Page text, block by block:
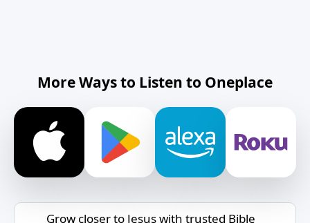
More Ways to Listen to Oneplace
Grow closer to Jesus with trusted Bible